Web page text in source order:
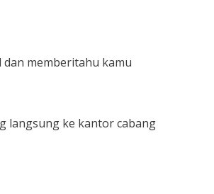
memberitahu kamu
langsung ke kantor cabang